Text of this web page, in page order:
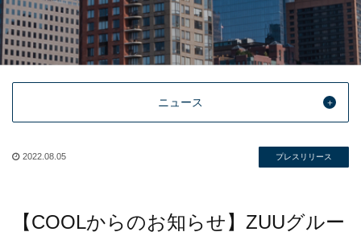
ニュース
2022.08.05 プレスリリース
【COOLからのお知らせ】ZUUグルー